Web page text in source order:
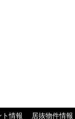
ト情報 居抜物件情報